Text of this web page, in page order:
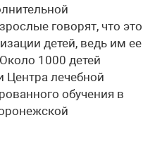
говорят, что это
детей, ведь им ее
1000 детей
Центра лечебной
обучения в